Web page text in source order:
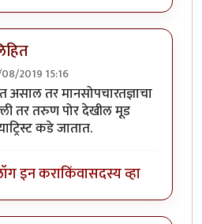
2019 15:16
असाल तर मानसोपचारतज्ञाचा
तर तरुण पोर देखील मूड
कडे जातात.
इन कराकिंवासदस्य व्हा